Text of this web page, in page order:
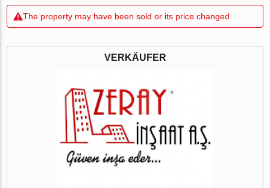
The property may have been sold or its price changed
VERKÄUFER